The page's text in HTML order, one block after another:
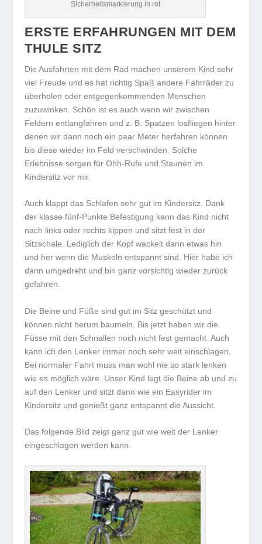
Sicherheitsmarkierung in rot
ERSTE ERFAHRUNGEN MIT DEM
THULE SITZ
Die Ausfahrten mit dem Rad machen unserem Kind sehr
viel Freude und es hat richtig Spaß andere Fahrräder zu
überholen oder entgegenkommenden Menschen
zuzuwinken. Schön ist es auch wenn wir zwischen
Feldern entlangfahren und z. B. Spatzen losfliegen hinter
denen wir dann noch ein paar Meter herfahren können
bis diese wieder im Feld verschwinden. Solche
Erlebnisse sorgen für Ohh-Rufe und Staunen im
Kindersitz vor mir.
Auch klappt das Schlafen sehr gut im Kindersitz. Dank
der klasse fünf-Punkte Befestigung kann das Kind nicht
nach links oder rechts kippen und sitzt fest in der
Sitzschale. Lediglich der Kopf wackelt dann etwas hin
und her wenn die Muskeln entspannt sind. Hier habe ich
dann umgedreht und bin ganz vorsichtig wieder zurück
gefahren.
Die Beine und Füße sind gut im Sitz geschützt und
können nicht herum baumeln. Bis jetzt haben wir die
Füsse mit den Schnallen noch nicht fest gemacht. Auch
kann ich den Lenker immer noch sehr weit einschlagen.
Bei normaler Fahrt muss man wohl nie so stark lenken
wie es möglich wäre. Unser Kind legt die Beine ab und zu
auf den Lenker und sitzt dann wie ein Easyrider im
Kindersitz und genießt ganz entspannt die Aussicht.
Das folgende Bild zeigt ganz gut wie weit der Lenker
eingeschlagen werden kann.